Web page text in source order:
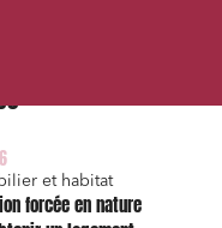
et habitat
forcée en nature